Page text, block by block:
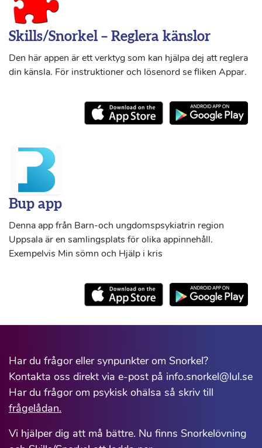
Skills/Snorkel – Reglera känslor
Den här appen är ett verktyg som kan hjälpa dej att reglera
din känsla. För instruktioner och lösenord se fliken Appar.
Bup app
Denna app från Barn-och ungdomspsykiatrin region
Uppsala är en samlingsplats för olika appinnehåll.
Exempelvis Min sömn och Hjälp i kris
Har du frågor eller synpunkter om Snorkel?
Kontakta oss direkt via e-post på info.snorkel@lul.se
Har du frågor om psykisk ohälsa så skriv till
frågelådan.
Vi hjälper dig att må bättre. Nu finns Snorkelövning